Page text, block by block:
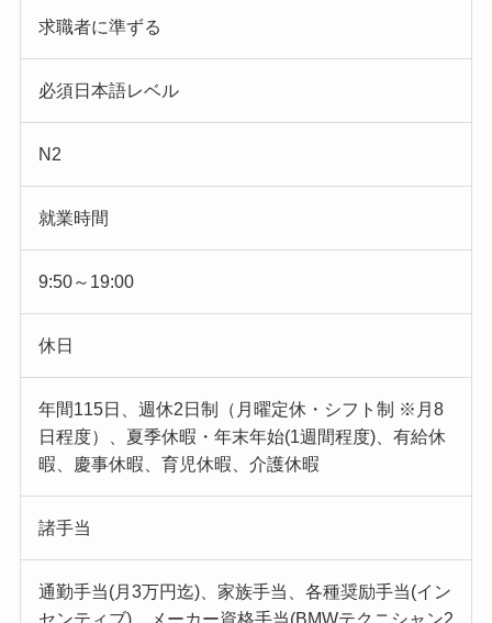
求職者に準ずる
必須日本語レベル
N2
就業時間
9:50～19:00
休日
年間115日、週休2日制（月曜定休・シフト制 ※月8
日程度）、夏季休暇・年末年始(1週間程度)、有給休
暇、慶事休暇、育児休暇、介護休暇
諸手当
通勤手当(月3万円迄)、家族手当、各種奨励手当(イン
センティブ)、メーカー資格手当(BMWテクニシャン2